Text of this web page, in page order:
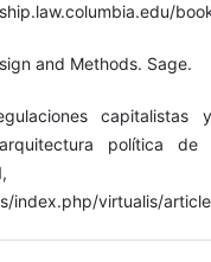
and Methods. Sage.
capitalistas
política de
1, 5-
index.php/virtualis/